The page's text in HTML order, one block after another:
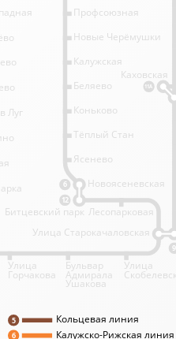
Кольцевая линия
Калужско-Рижская линия
6
5
11А
9
6
12
Профсоюзная
Новые Черёмушки
Калужская
Беляево
Коньково
Тёплый Стан
Ясенево
Новоясеневская
Битцевский парк Лесопарковая
Улица Старокачаловская
Улица
Бульвар
Адмирала
Ушакова
Улица
Горчакова
Каховская
Луг